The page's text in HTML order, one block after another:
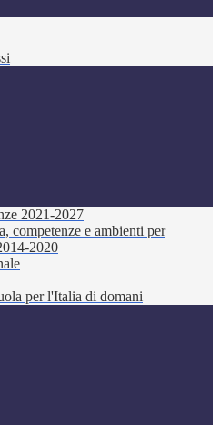
2021-2027
competenze e ambienti per
2020
per l'Italia di domani